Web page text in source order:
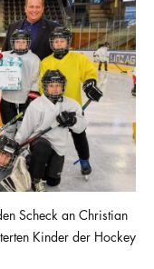
Scheck an Christian
Kinder der Hockey